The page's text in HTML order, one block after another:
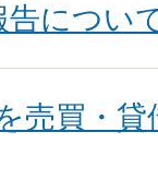
告につい
売買・